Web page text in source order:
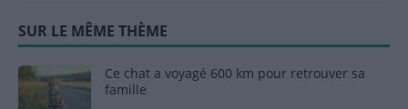
SUR LE MÊME THÈME
Ce chat a voyagé 600 km pour retrouver sa
famille